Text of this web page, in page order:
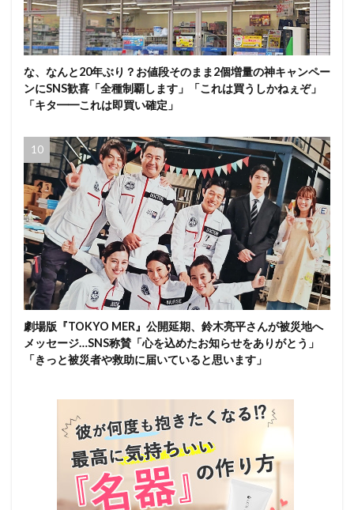
な、なんと20年ぶり？お値段そのまま2個増量の神キャンペー
ンにSNS歓喜「全種制覇します」「これは買うしかねぇぞ」
「キタ━━これは即買い確定」
劇場版『TOKYO MER』公開延期、鈴木亮平さんが被災地へ
メッセージ…SNS称賛「心を込めたお知らせをありがとう」
「きっと被災者や救助に届いていると思います」